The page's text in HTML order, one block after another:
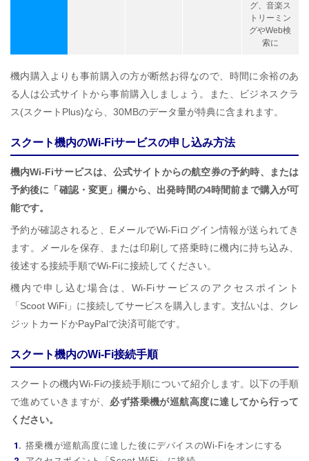
グ、音楽ス
トリーミン
グやWeb検
索に
機内購入よりも事前購入の方が断然お得なので、時間に余裕のあ
る人は公式サイトから事前購入しましょう。また、ビジネスクラ
ス(スクートPlus)なら、30MBのデータ量が特典に含まれます。
スクート機内のWi-Fiサービスの申し込み方法
機内Wi-Fiサービスは、公式サイトからの航空券の予約時、または
予約後に「確認・変更」欄から、出発時間の4時間前まで購入が可
能です。
予約が確認されると、EメールでWi-Fiログイン情報が送られてき
ます。メールを保存、または印刷して搭乗時に機内に持ち込み、
後述する接続手順でWi-Fiに接続してください。
機内で申し込む場合は、Wi-Fiサービスのアクセスポイント
「Scoot WiFi」に接続してサービスを購入します。支払いは、クレ
ジットカードかPayPalで決済可能です。
スクート機内のWi-Fi接続手順
スクートの機内Wi-Fiの接続手順について紹介します。以下の手順
で進めていきますが、 必ず搭乗機が巡航高度に達してから行って
ください。
搭乗機が巡航高度に達した後にデバイスのWi-Fiをオンにする